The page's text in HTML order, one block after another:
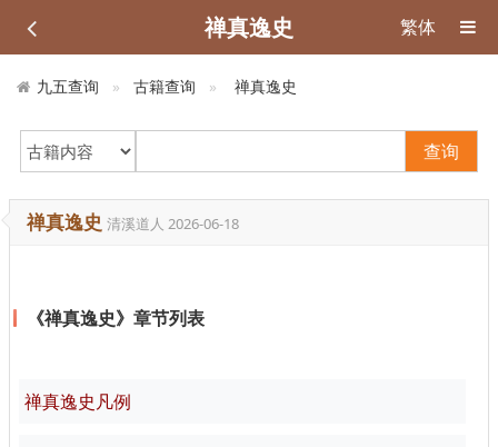
禅真逸史 繁体
九五查询 古籍查询 禅真逸史
查询
禅真逸史 清溪道人 2026-06-18
《禅真逸史》章节列表
禅真逸史凡例